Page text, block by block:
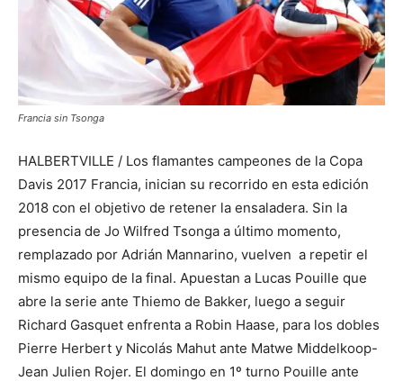
Francia sin Tsonga
HALBERTVILLE / Los flamantes campeones de la Copa
Davis 2017 Francia, inician su recorrido en esta edición
2018 con el objetivo de retener la ensaladera. Sin la
presencia de Jo Wilfred Tsonga a último momento,
remplazado por Adrián Mannarino, vuelven a repetir el
mismo equipo de la final. Apuestan a Lucas Pouille que
abre la serie ante Thiemo de Bakker, luego a seguir
Richard Gasquet enfrenta a Robin Haase, para los dobles
Pierre Herbert y Nicolás Mahut ante Matwe Middelkoop-
Jean Julien Rojer. El domingo en 1º turno Pouille ante